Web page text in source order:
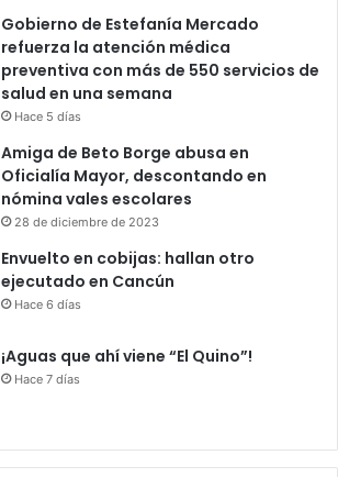
Gobierno de Estefanía Mercado
refuerza la atención médica
preventiva con más de 550 servicios de
salud en una semana
Hace 5 días
Amiga de Beto Borge abusa en
Oficialía Mayor, descontando en
nómina vales escolares
28 de diciembre de 2023
Envuelto en cobijas: hallan otro
ejecutado en Cancún
Hace 6 días
¡Aguas que ahí viene “El Quino”!
Hace 7 días